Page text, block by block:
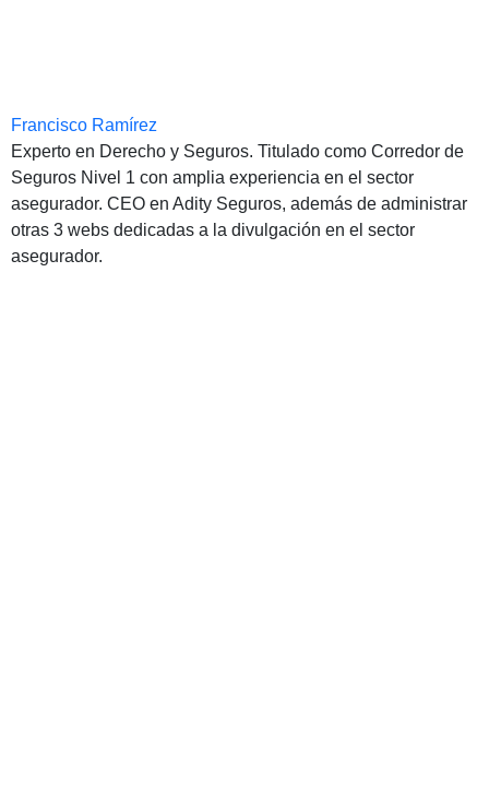
Francisco Ramírez
Experto en Derecho y Seguros. Titulado como Corredor de
Seguros Nivel 1 con amplia experiencia en el sector
asegurador. CEO en Adity Seguros, además de administrar
otras 3 webs dedicadas a la divulgación en el sector
asegurador.